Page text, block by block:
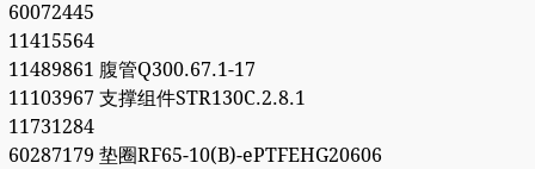
60072445
11415564
11489861 腹管Q300.67.1-17
11103967 支撑组件STR130C.2.8.1
11731284
60287179 垫圈RF65-10(B)-ePTFEHG20606